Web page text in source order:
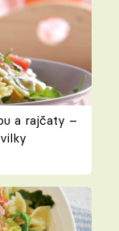
a rajčaty –